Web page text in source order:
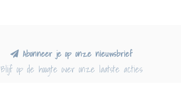
Abonneer je op onze nieuwsbrief
Blijf op de hoogte over onze laatste acties